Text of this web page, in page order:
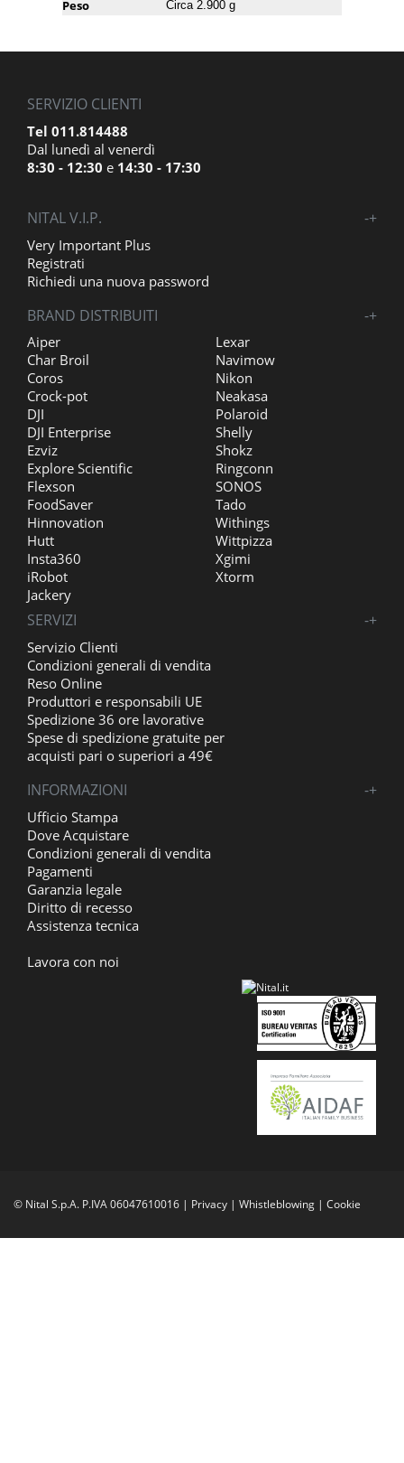
Peso Circa 2.900 g
SERVIZIO CLIENTI
Tel 011.814488
Dal lunedì al venerdì
8:30 - 12:30 e 14:30 - 17:30
NITAL V.I.P. +
-
Very Important Plus
Registrati
Richiedi una nuova password
BRAND DISTRIBUITI +
-
Aiper
Char Broil
Coros
Crock-pot
DJI
DJI Enterprise
Ezviz
Explore Scientific
Flexson
FoodSaver
Hinnovation
Hutt
Insta360
iRobot
Jackery
Lexar
Navimow
Nikon
Neakasa
Polaroid
Shelly
Shokz
Ringconn
SONOS
Tado
Withings
Wittpizza
Xgimi
Xtorm
SERVIZI +
-
Servizio Clienti
Condizioni generali di vendita
Reso Online
Produttori e responsabili UE
Spedizione 36 ore lavorative
Spese di spedizione gratuite per
acquisti pari o superiori a 49€
INFORMAZIONI +
-
Ufficio Stampa
Dove Acquistare
Condizioni generali di vendita
Pagamenti
Garanzia legale
Diritto di recesso
Assistenza tecnica
Lavora con noi
© Nital S.p.A. P.IVA 06047610016 | Privacy | Whistleblowing | Cookie